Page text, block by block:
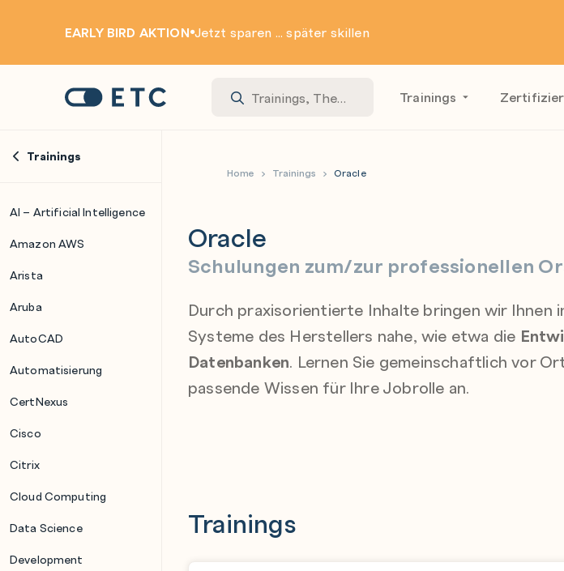
EARLY BIRD AKTION Jetzt sparen ... später skillen
Startseite: ETC Trainings
Home Trainings Oracle
Trainings
AI – Artificial Intelligence
Amazon AWS
Arista
Aruba
AutoCAD
Automatisierung
CertNexus
Cisco
Citrix
Cloud Computing
Data Science
Development
Oracle
Schulungen zum/zur professionellen
Durch praxisorientierte Inhalte bringen wir Ihnen
Systeme des Herstellers nahe, wie etwa die
Datenbanken. Lernen Sie gemeinschaftlich vor
passende Wissen für Ihre Jobrolle an.
Trainings